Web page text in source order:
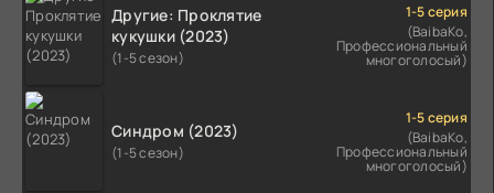
Другие: Проклятие
кукушки (2023)
(1-5 сезон)
1-5 серия
(BaibaKo,
Профессиональный
многоголосый)
Синдром (2023)
(1-5 сезон)
1-5 серия
(BaibaKo,
Профессиональный
многоголосый)